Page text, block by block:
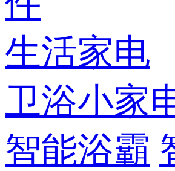
生活家电
卫浴小家
智能浴霸